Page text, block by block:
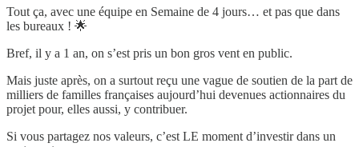
Tout ça, avec une équipe en Semaine de 4 jours… et pas que dans
les bureaux ! 🌟
Bref, il y a 1 an, on s’est pris un bon gros vent en public.
Mais juste après, on a surtout reçu une vague de soutien de la part de
milliers de familles françaises aujourd’hui devenues actionnaires du
projet pour, elles aussi, y contribuer.
Si vous partagez nos valeurs, c’est LE moment d’investir dans un